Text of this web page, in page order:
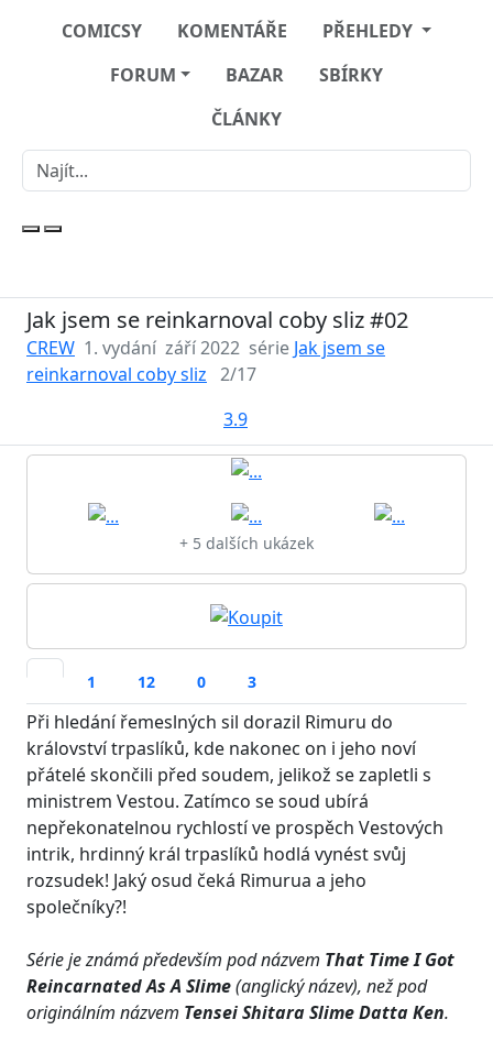
COMICSY KOMENTÁŘE
PŘEHLEDY
FORUM
BAZAR
SBÍRKY
ČLÁNKY
Jak jsem se reinkarnoval coby sliz #02
CREW 1. vydání září 2022 série Jak jsem se
reinkarnoval coby sliz 2/17
3.9
+ 5 dalších ukázek
1 12 0 3
Při hledání řemeslných sil dorazil Rimuru do
království trpaslíků, kde nakonec on i jeho noví
přátelé skončili před soudem, jelikož se zapletli s
ministrem Vestou. Zatímco se soud ubírá
nepřekonatelnou rychlostí ve prospěch Vestových
intrik, hrdinný král trpaslíků hodlá vynést svůj
rozsudek! Jaký osud čeká Rimurua a jeho
společníky?!
Série je známá především pod názvem That Time I Got
Reincarnated As A Slime(anglický název), než pod
originálním názvem Tensei Shitara Slime Datta Ken.